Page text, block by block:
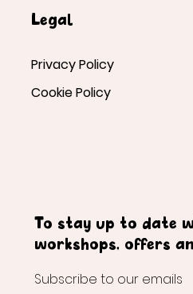
Legal
Privacy Policy
Cookie Policy
To stay up to date
workshops, offers
Subscribe to our emails